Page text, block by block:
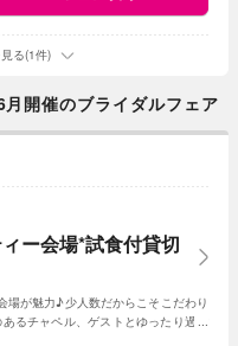
る(1件)
開催のブライダルフェア
ー会場*試食付貸切
場が魅力♪少人数だからこそこだわり
るチャペル、ゲストとゆったり過ご